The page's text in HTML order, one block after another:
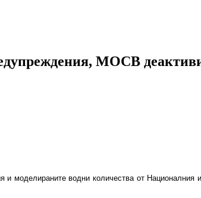
МОСВ
и моделираните водни количества от